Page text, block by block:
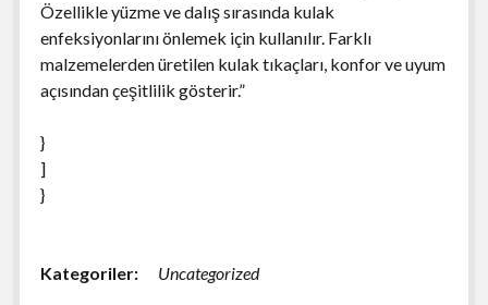
Özellikle yüzme ve dalış sırasında kulak
enfeksiyonlarını önlemek için kullanılır. Farklı
malzemelerden üretilen kulak tıkaçları, konfor ve uyum
açısından çeşitlilik gösterir.”
}
]
}
Kategoriler: Uncategorized